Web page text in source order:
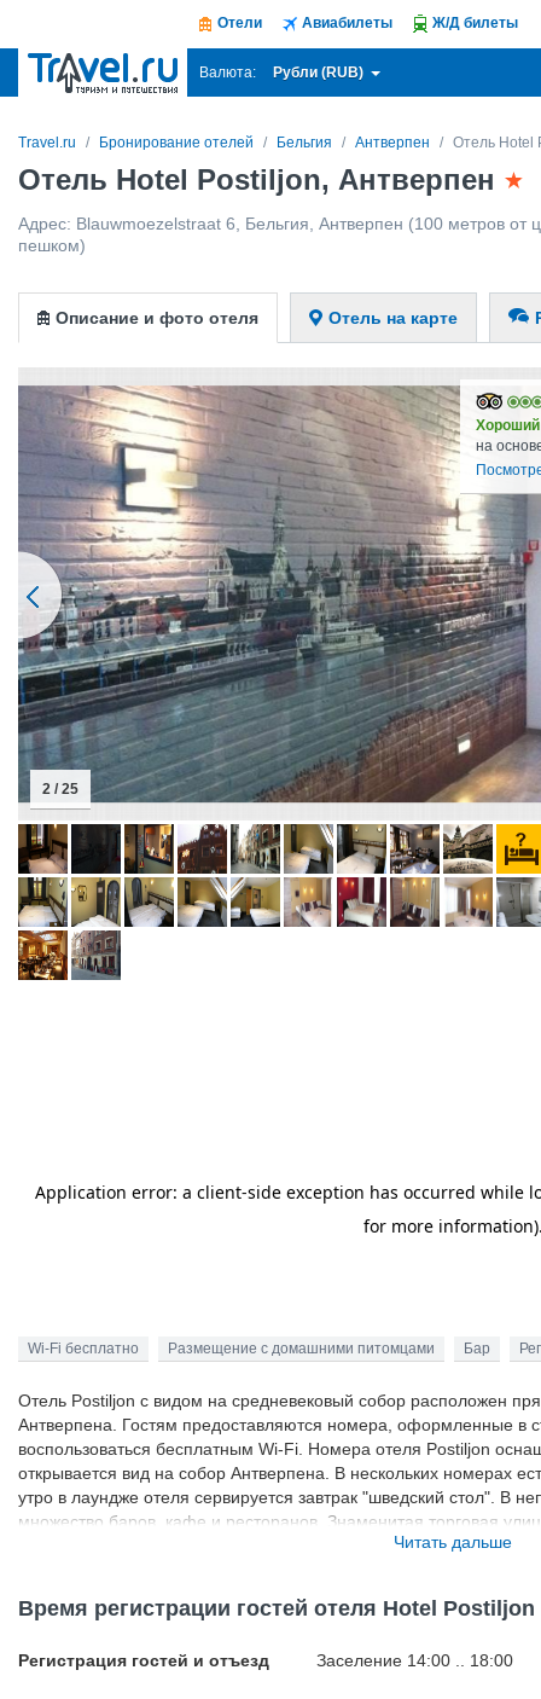
Отели Авиабилеты Ж/Д билеты
Валюта: Рубли (RUB)
Travel.ru Бронирование отелей Бельгия Антверпен Отель Hotel
Отель Hotel Postiljon, Антверпен
Адрес: Blauwmoezelstraat 6 Бельгия Антверпен (100 метров от
пешком)
Описание и фото отеля Отель на карте
Хороший
на
2 / 25
Wi-Fi бесплатно Размещение с домашними питомцами Бар
Отель Postiljon с видом на средневековый собор расположен
Антверпена. Гостям предоставляются номера, оформленные в
воспользоваться бесплатным Wi-Fi. Номера отеля Postiljon
открывается вид на собор Антверпена. В нескольких номерах
утро в лаундже отеля сервируется завтрак "шведский стол". В
множество баров, кафе и ресторанов. Знаменитая торговая
апартаментов. За 5 минут можно дойти до трамвайной
Читать дальше
Время регистрации гостей отеля Hotel Postiljon
Регистрация гостей и отъезд Заселение 14:00 .. 18:00